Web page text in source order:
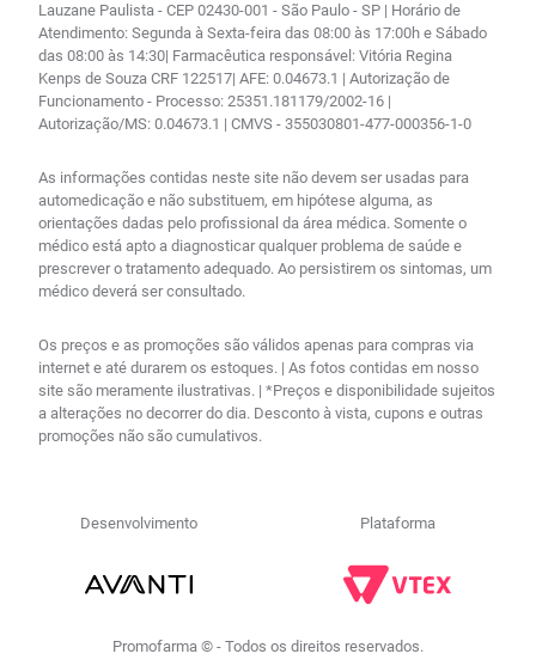
Lauzane Paulista - CEP 02430-001 - São Paulo - SP | Horário de
Atendimento: Segunda à Sexta-feira das 08:00 às 17:00h e Sábado
das 08:00 às 14:30| Farmacêutica responsável: Vitória Regina
Kenps de Souza CRF 122517| AFE: 0.04673.1 | Autorização de
Funcionamento - Processo: 25351.181179/2002-16 |
Autorização/MS: 0.04673.1 | CMVS - 355030801-477-000356-1-0
As informações contidas neste site não devem ser usadas para
automedicação e não substituem, em hipótese alguma, as
orientações dadas pelo profissional da área médica. Somente o
médico está apto a diagnosticar qualquer problema de saúde e
prescrever o tratamento adequado. Ao persistirem os sintomas, um
médico deverá ser consultado.
Os preços e as promoções são válidos apenas para compras via
internet e até durarem os estoques. | As fotos contidas em nosso
site são meramente ilustrativas. | *Preços e disponibilidade sujeitos
a alterações no decorrer do dia. Desconto à vista, cupons e outras
promoções não são cumulativos.
Desenvolvimento Plataforma
Promofarma © - Todos os direitos reservados.